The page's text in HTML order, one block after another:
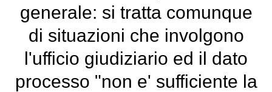
generale: si tratta comunque
di situazioni che involgono
l'ufficio giudiziario ed il dato
processo "non e' sufficiente la